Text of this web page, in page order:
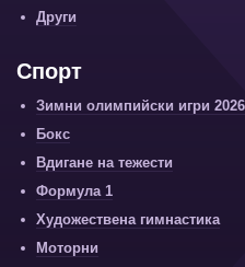
Други
Спорт
Зимни олимпийски игри 2026
Бокс
Вдигане на тежести
Формула 1
Художествена гимнастика
Моторни